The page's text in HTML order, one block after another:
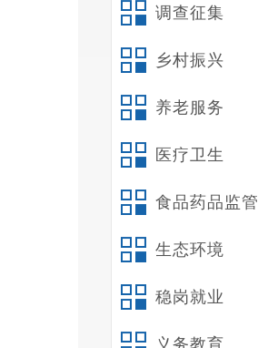
调查征集
乡村振兴
养老服务
医疗卫生
食品药品监管
生态环境
稳岗就业
义务教育